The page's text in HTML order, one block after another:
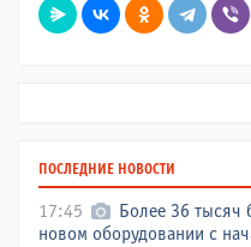
ПОСЛЕДНИЕ НОВОСТИ
17:45
Более 36 тысяч
новом оборудовании с